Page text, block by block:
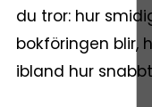
du tror: hur
bokföringen blir,
ibland hur